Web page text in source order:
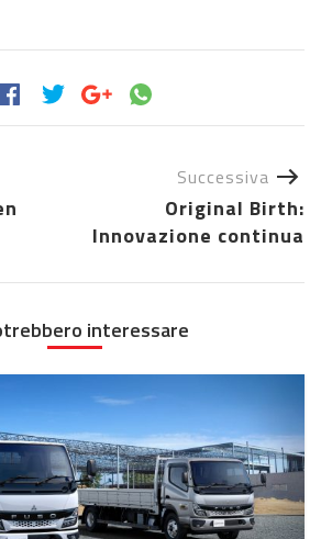
Successiva
Original Birth:
Innovazione continua
interessare